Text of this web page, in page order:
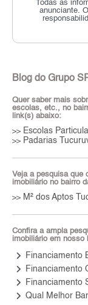
Todas as
anunciante.
Blog do Grupo
Quer saber mais
escolas, etc., no
link(s) abaixo:
>> Escolas
>> Padarias
Veja a pesquisa que
imobiliário no bairro
>> M² dos Aptos
Confira a ampla
imobiliário em nosso
keyboard_arrow_right Financiamento
keyboard_arrow_right Financiamento
keyboard_arrow_right Financiamento
keyboard_arrow_right Qual Melhor